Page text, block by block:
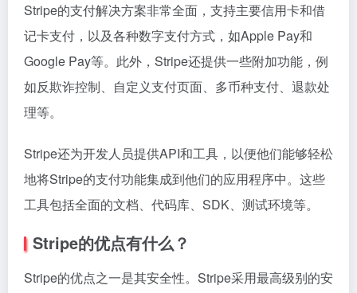
Stripe的支付解决方案非常全面，支持主要信用卡和借
记卡支付，以及各种数字支付方式，如Apple Pay和
Google Pay等。此外，Stripe还提供一些附加功能，例
如反欺诈控制、自定义支付页面、多币种支付、退款处
理等。
Stripe还为开发人员提供API和工具，以便他们能够轻松
地将Stripe的支付功能集成到他们的应用程序中。这些
工具包括全面的文档、代码库、SDK、测试环境等。
Stripe的优点有什么？
Stripe的优点之一是其安全性。Stripe采用最高级别的安